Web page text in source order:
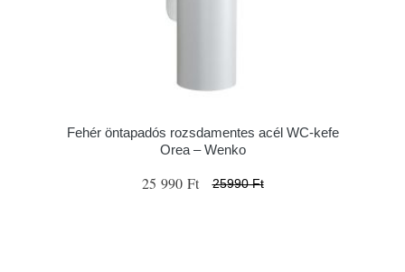
Fehér öntapadós rozsdamentes acél WC-kefe
Orea – Wenko
25 990 Ft 25990 Ft